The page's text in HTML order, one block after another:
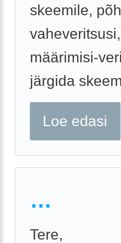
skeemile,
määrimisi-
järgida
Loe edasi
…
Tere,